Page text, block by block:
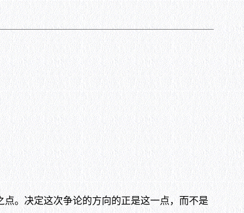
。决定这次争论的方向的正是这一点，而不是